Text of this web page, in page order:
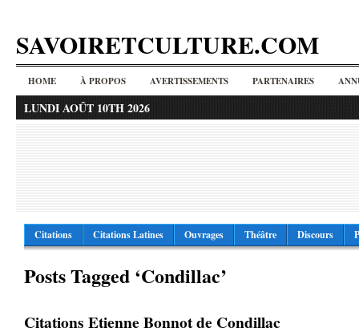
SAVOIRETCULTURE.COM
HOME À PROPOS AVERTISSEMENTS PARTENAIRES
LUNDI AOÛT 10TH 2026
Citations Citations Latines Ouvrages Théâtre Discours
Posts Tagged ‘Condillac’
Citations Etienne Bonnot de Condillac